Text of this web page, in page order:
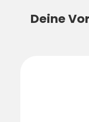
Deine